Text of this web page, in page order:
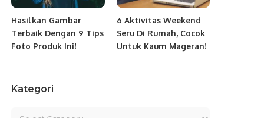
Hasilkan Gambar
Terbaik Dengan 9 Tips
Foto Produk Ini!
6 Aktivitas Weekend
Seru Di Rumah, Cocok
Untuk Kaum Mageran!
Kategori